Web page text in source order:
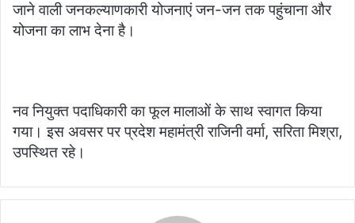
जाने वाली जनकल्याणकारी योजनाएं जन-जन तक पहुंचाना और
योजना का लाभ देना है।
नव नियुक्त पदाधिकारी का फूल मालाओं के साथ स्वागत किया
गया। इस अवसर पर प्रदेश महामंत्री राजिनी वर्मा, सरिता मिश्रा,
उपस्थित रहे।